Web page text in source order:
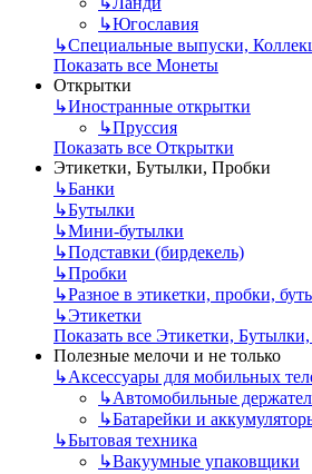
↳Югославия
↳Специальные выпуски,
Показать все Монеты
Открытки
↳Иностранные открытки
↳Пруссия
Показать все Открытки
Этикетки, Бутылки, Пробки
↳Банки
↳Бутылки
↳Мини-бутылки
↳Подставки (бирдекель)
↳Пробки
↳Разное в этикетки, пробки,
↳Этикетки
Показать все Этикетки,
Полезные мелочи и не только
↳Аксессуары для мобильных
↳Автомобильные
↳Батарейки и
↳Бытовая техника
↳Вакуумные упаковщики